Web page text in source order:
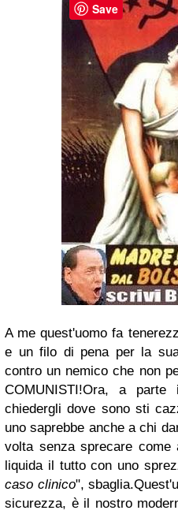
A me quest'uomo fa
e un filo di pena per la
contro un nemico che non
COMUNISTI!Ora, a parte
chiedergli dove sono sti
uno saprebbe anche a chi
volta senza sprecare
liquida il tutto con uno
caso clinico",
sicurezza, è il nostro
Save